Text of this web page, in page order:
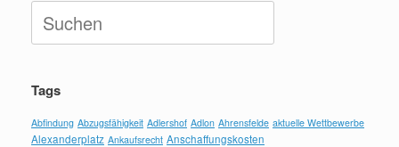
Suchen
nach:
Tags
Abfindung Abzugsfähigkeit Adlershof Adlon Ahrensfelde aktuelle Wettbewerbe
Alexanderplatz Ankaufsrecht Anschaffungskosten